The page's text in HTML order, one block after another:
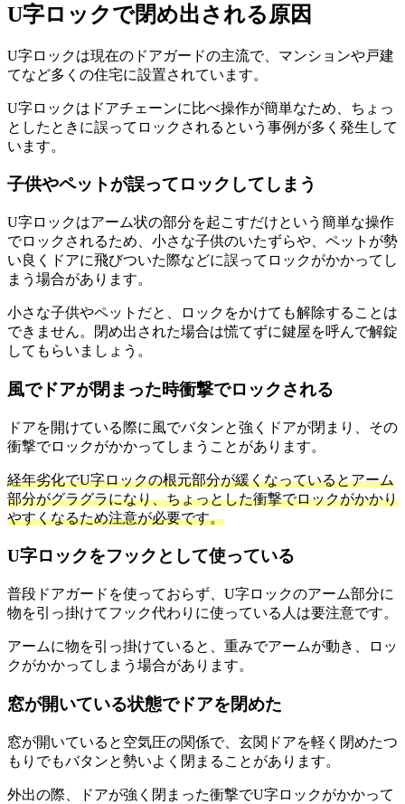
U字ロックで閉め出される原因
U字ロックは現在のドアガードの主流で、マンションや戸建
てなど多くの住宅に設置されています。
U字ロックはドアチェーンに比べ操作が簡単なため、ちょっ
としたときに誤ってロックされるという事例が多く発生して
います。
子供やペットが誤ってロックしてしまう
U字ロックはアーム状の部分を起こすだけという簡単な操作
でロックされるため、小さな子供のいたずらや、ペットが勢
い良くドアに飛びついた際などに誤ってロックがかかってし
まう場合があります。
小さな子供やペットだと、ロックをかけても解除することは
できません。閉め出された場合は慌てずに鍵屋を呼んで解錠
してもらいましょう。
風でドアが閉まった時衝撃でロックされる
ドアを開けている際に風でバタンと強くドアが閉まり、その
衝撃でロックがかかってしまうことがあります。
経年劣化でU字ロックの根元部分が緩くなっているとアーム
部分がグラグラになり、ちょっとした衝撃でロックがかかり
やすくなるため注意が必要です。
U字ロックをフックとして使っている
普段ドアガードを使っておらず、U字ロックのアーム部分に
物を引っ掛けてフック代わりに使っている人は要注意です。
アームに物を引っ掛けていると、重みでアームが動き、ロッ
クがかかってしまう場合があります。
窓が開いている状態でドアを閉めた
窓が開いていると空気圧の関係で、玄関ドアを軽く閉めたつ
もりでもバタンと勢いよく閉まることがあります。
外出の際、ドアが強く閉まった衝撃でU字ロックがかかって